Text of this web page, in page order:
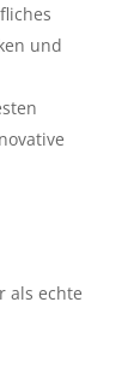
und
als echte